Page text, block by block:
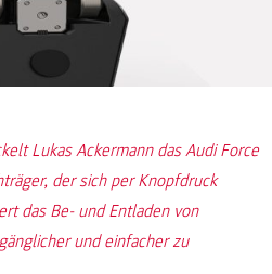
Lukas Ackermann das Audi Force
der sich per Knopfdruck
das Be- und Entladen von
und einfacher zu